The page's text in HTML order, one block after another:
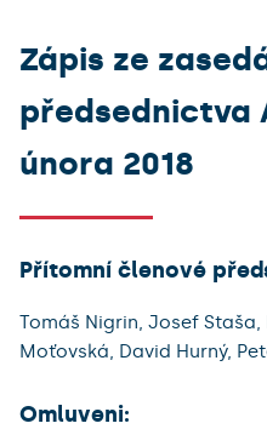
Zápis ze
předsednictva
února 2018
Přítomní členové
Tomáš Nigrin, Josef
Moťovská, David Hurný,
Omluveni: